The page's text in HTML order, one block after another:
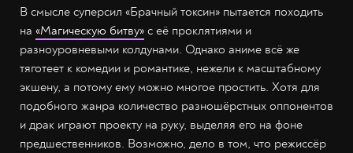
В смысле суперсил «Брачный токсин» пытается походить
на «Магическую битву» с её проклятиями и
разноуровневыми колдунами. Однако аниме всё же
тяготеет к комедии и романтике, нежели к масштабному
экшену, а потому ему можно многое простить. Хотя для
подобного жанра количество разношёрстных оппонентов
и драк играют проекту на руку, выделяя его на фоне
предшественников. Возможно, дело в том, что режиссёр